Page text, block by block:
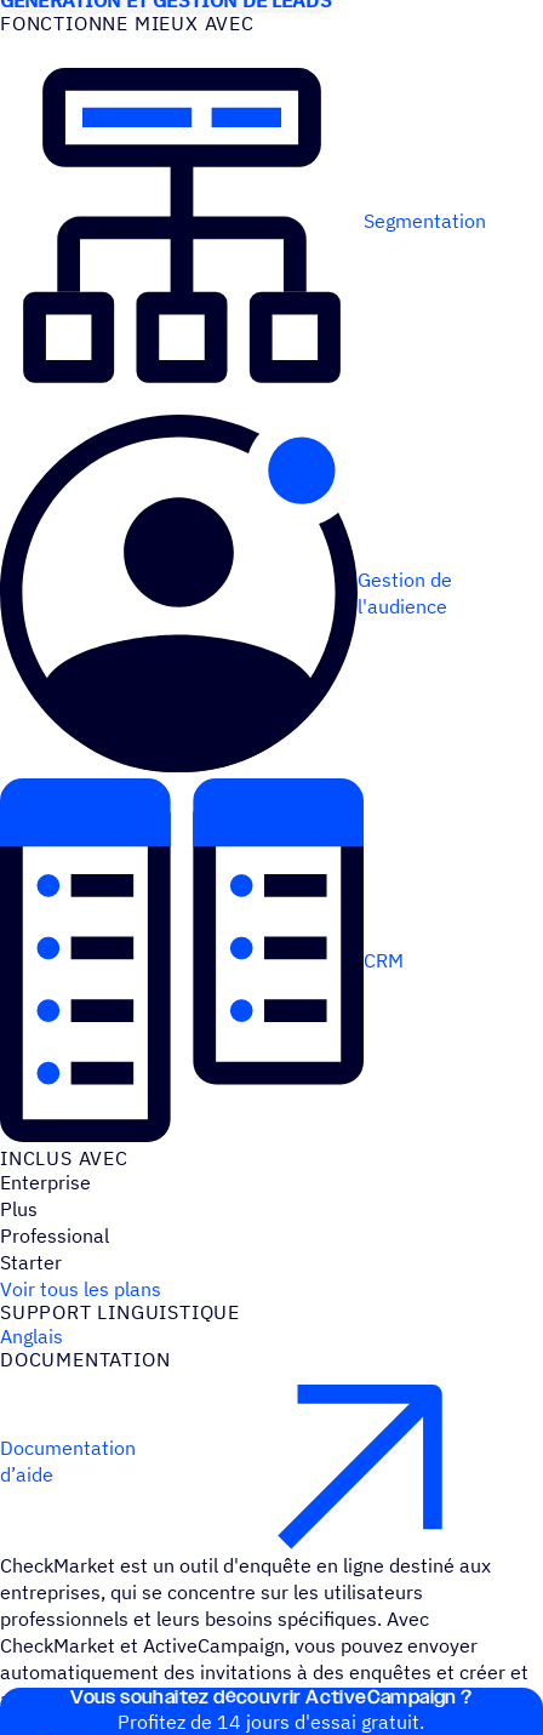
FONC­TIONNE MIEUX AVEC
Segmentation
Gestion de
l'audience
CRM
INCLUS AVEC
Enterprise
Plus
Professional
Starter
Voir tous les plans
SUPPORT LINGUIS­TIQUE
Anglais
DOCU­MEN­TA­TION
Documentation
d’aide
CheckMarket est un outil d'enquête en ligne destiné aux
entreprises, qui se concentre sur les utilisateurs
professionnels et leurs besoins spécifiques. Avec
CheckMarket et ActiveCampaign, vous pouvez envoyer
automatiquement des invitations à des enquêtes et créer et
ajouter des contacts à des automatisations.
Vous souhai­tez découvrir ActiveCampaign ?
Profitez de 14 jours d'essai gratuit.